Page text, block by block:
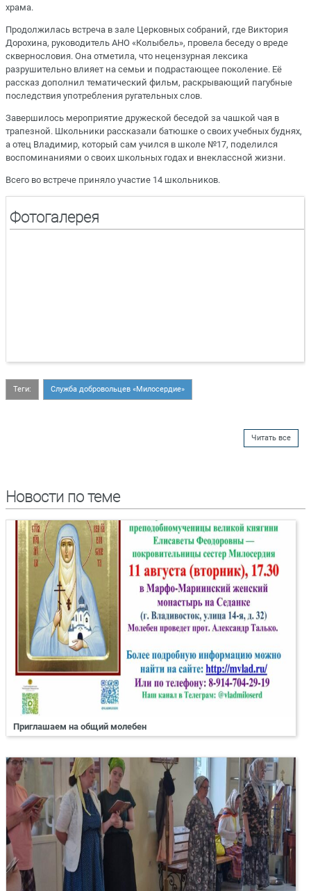
храма.
Продолжилась встреча в зале Церковных собраний, где Виктория
Дорохина, руководитель АНО «Колыбель», провела беседу о вреде
сквернословия. Она отметила, что нецензурная лексика
разрушительно влияет на семьи и подрастающее поколение. Её
рассказ дополнил тематический фильм, раскрывающий пагубные
последствия употребления ругательных слов.
Завершилось мероприятие дружеской беседой за чашкой чая в
трапезной. Школьники рассказали батюшке о своих учебных буднях,
а отец Владимир, который сам учился в школе №17, поделился
воспоминаниями о своих школьных годах и внеклассной жизни.
Всего во встрече приняло участие 14 школьников.
Фотогалерея
Теги: Служба добровольцев «Милосердие»
Читать все
Новости по теме
Приглашаем на общий молебен